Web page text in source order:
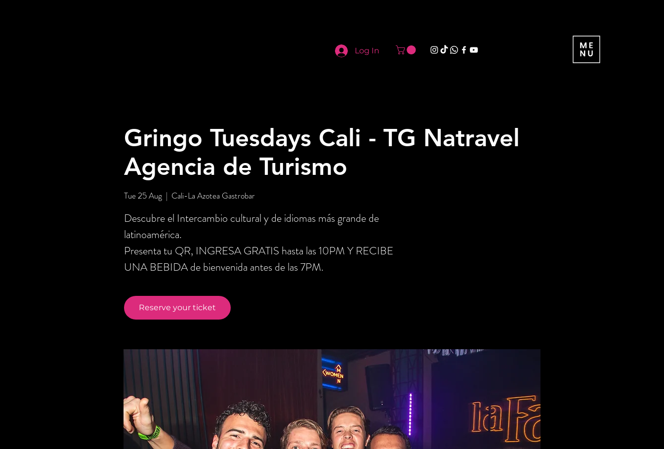
Log In
Gringo Tuesdays Cali - TG Natravel
Agencia de Turismo
Tue 25 Aug
  |
Cali-La Azotea Gastrobar
Descubre el Intercambio cultural y de idiomas más grande de
latinoamérica.
Presenta tu QR, INGRESA GRATIS hasta las 10PM Y RECIBE
UNA BEBIDA de bienvenida antes de las 7PM.
Reserve your ticket